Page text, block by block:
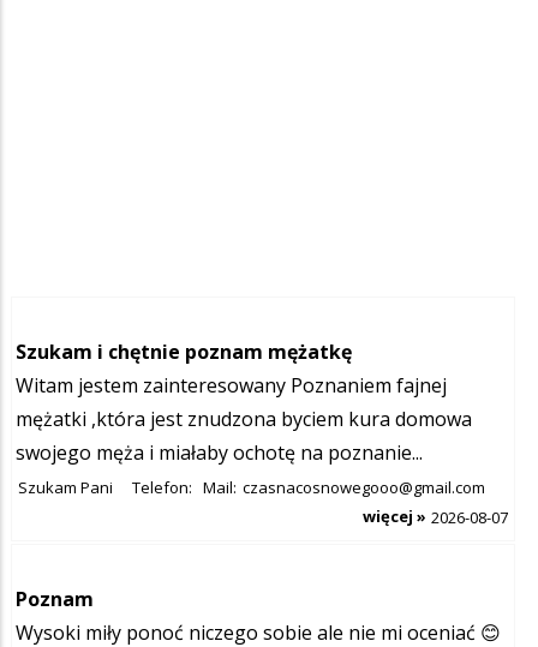
Szukam i chętnie poznam mężatkę
Witam jestem zainteresowany Poznaniem fajnej
mężatki ,która jest znudzona byciem kura domowa
swojego męża i miałaby ochotę na poznanie...
Szukam Pani Telefon: Mail: czasnacosnowegooo@gmail.com
2026-08-07
więcej »
Poznam
Wysoki miły ponoć niczego sobie ale nie mi oceniać 😊